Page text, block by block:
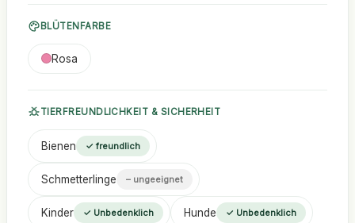
BLÜTENFARBE
Rosa
TIERFREUNDLICHKEIT & SICHERHEIT
Bienen ✓ freundlich
Schmetterlinge – ungeeignet
Kinder ✓ Unbedenklich Hunde ✓ Unbedenklich